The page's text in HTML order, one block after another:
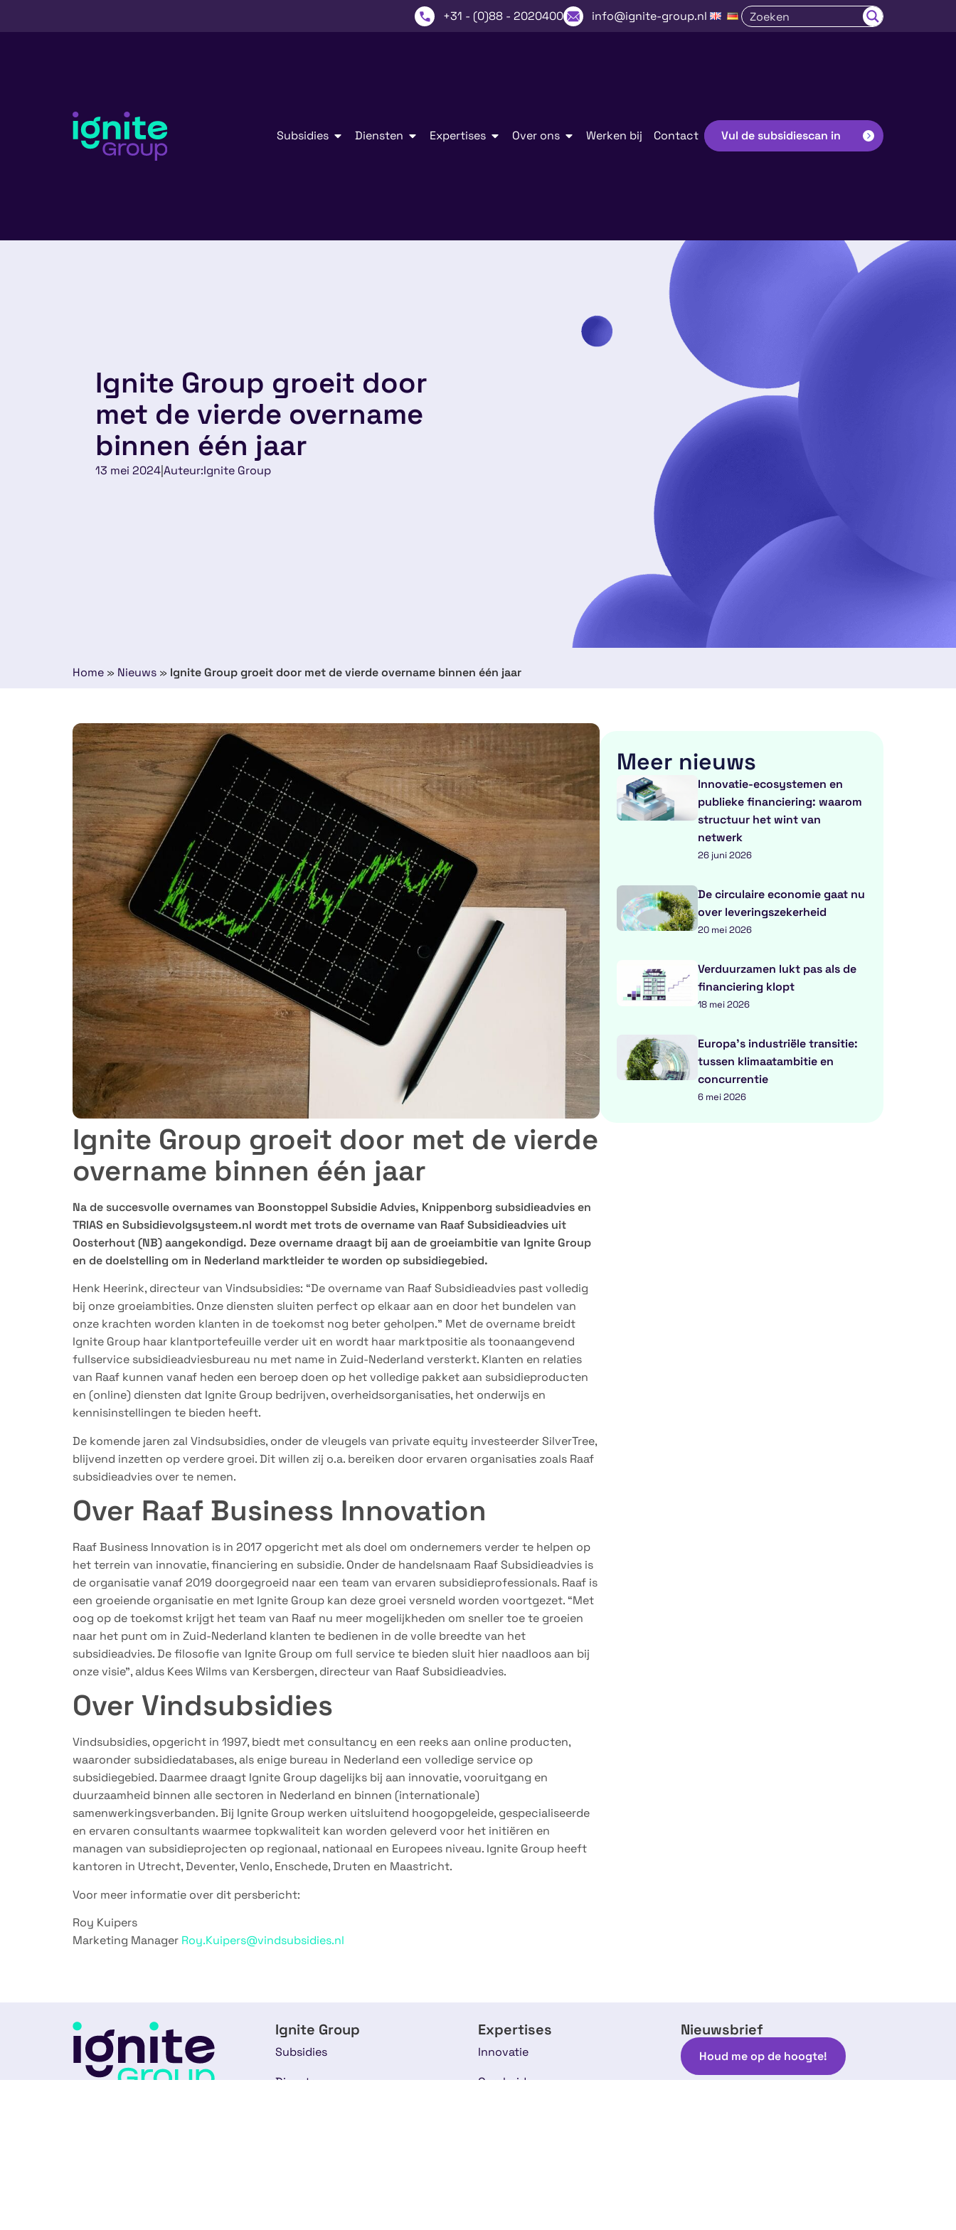
+31 - (0)88 - 2020400 info@ignite-group.nl
Subsidies Diensten Expertises Over ons Werken bij Contact Vul de subsidiescan in
Ignite Group groeit door
met de vierde overname
binnen één jaar
13 mei 2024|Auteur:Ignite Group
Home » Nieuws » Ignite Group groeit door met de vierde overname binnen één jaar
13 mei 2024
Ignite Group groeit door met de vierde
overname binnen één jaar
Na de succesvolle overnames van Boonstoppel Subsidie Advies, Knippenborg subsidieadvies en
TRIAS en Subsidievolgsysteem.nl wordt met trots de overname van Raaf Subsidieadvies uit
Oosterhout (NB) aangekondigd. Deze overname draagt bij aan de groeiambitie van Ignite Group
en de doelstelling om in Nederland marktleider te worden op subsidiegebied.
Henk Heerink, directeur van Vindsubsidies: “De overname van Raaf Subsidieadvies past volledig
bij onze groeiambities. Onze diensten sluiten perfect op elkaar aan en door het bundelen van
onze krachten worden klanten in de toekomst nog beter geholpen.” Met de overname breidt
Ignite Group haar klantportefeuille verder uit en wordt haar marktpositie als toonaangevend
fullservice subsidieadviesbureau nu met name in Zuid-Nederland versterkt. Klanten en relaties
van Raaf kunnen vanaf heden een beroep doen op het volledige pakket aan subsidieproducten
en (online) diensten dat Ignite Group bedrijven, overheidsorganisaties, het onderwijs en
kennisinstellingen te bieden heeft.
De komende jaren zal Vindsubsidies, onder de vleugels van private equity investeerder SilverTree,
blijvend inzetten op verdere groei. Dit willen zij o.a. bereiken door ervaren organisaties zoals Raaf
subsidieadvies over te nemen.
Over Raaf Business Innovation
Raaf Business Innovation is in 2017 opgericht met als doel om ondernemers verder te helpen op
het terrein van innovatie, financiering en subsidie. Onder de handelsnaam Raaf Subsidieadvies is
de organisatie vanaf 2019 doorgegroeid naar een team van ervaren subsidieprofessionals. Raaf is
een groeiende organisatie en met Ignite Group kan deze groei versneld worden voortgezet. “Met
oog op de toekomst krijgt het team van Raaf nu meer mogelijkheden om sneller toe te groeien
naar het punt om in Zuid-Nederland klanten te bedienen in de volle breedte van het
subsidieadvies. De filosofie van Ignite Group om full service te bieden sluit hier naadloos aan bij
onze visie”, aldus Kees Wilms van Kersbergen, directeur van Raaf Subsidieadvies.
Over Vindsubsidies
Vindsubsidies, opgericht in 1997, biedt met consultancy en een reeks aan online producten,
waaronder subsidiedatabases, als enige bureau in Nederland een volledige service op
subsidiegebied. Daarmee draagt Ignite Group dagelijks bij aan innovatie, vooruitgang en
duurzaamheid binnen alle sectoren in Nederland en binnen (internationale)
samenwerkingsverbanden. Bij Ignite Group werken uitsluitend hoogopgeleide, gespecialiseerde
en ervaren consultants waarmee topkwaliteit kan worden geleverd voor het initiëren en
managen van subsidieprojecten op regionaal, nationaal en Europees niveau. Ignite Group heeft
kantoren in Utrecht, Deventer, Venlo, Enschede, Druten en Maastricht.
Voor meer informatie over dit persbericht:
Roy Kuipers
Marketing Manager Roy.Kuipers@vindsubsidies.nl
Meer nieuws
Innovatie-ecosystemen en
publieke financiering: waarom
structuur het wint van
netwerk
26 juni 2026
De circulaire economie gaat nu
over leveringszekerheid
20 mei 2026
Verduurzamen lukt pas als de
financiering klopt
18 mei 2026
Europa’s industriële transitie:
tussen klimaatambitie en
concurrentie
6 mei 2026
Ignite Group
Subsidies
Diensten
Expertises
Innovatie
Overheid
Nieuwsbrief
Houd me op de hoogte!